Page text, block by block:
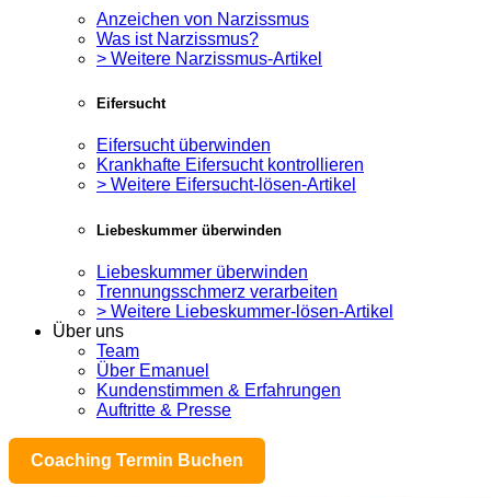
Anzeichen von Narzissmus
Was ist Narzissmus?
> Weitere Narzissmus-Artikel
Eifersucht
Eifersucht überwinden
Krankhafte Eifersucht kontrollieren
> Weitere Eifersucht-lösen-Artikel
Liebeskummer überwinden
Liebeskummer überwinden
Trennungsschmerz verarbeiten
> Weitere Liebeskummer-lösen-Artikel
Über uns
Team
Über Emanuel
Kundenstimmen & Erfahrungen
Auftritte & Presse
Coaching Termin Buchen